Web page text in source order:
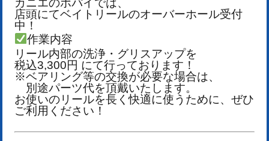
店頭にてベイトリールのオーバーホール受付
中！
作業内容
リール内部の洗浄・グリスアップを
税込3,300円 にて行っております！
※ベアリング等の交換が必要な場合は、
別途パーツ代を頂戴いたします。
お使いのリールを長く快適に使うために、ぜひ
ご利用ください！